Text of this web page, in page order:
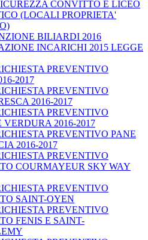
CONVITTO E LICEO
(LOCALI PROPRIETA'
BILIARDI 2016
INCARICHI 2015 LEGGE
PREVENTIVO
2017
PREVENTIVO
2016-2017
PREVENTIVO
VERDURA 2016-2017
PREVENTIVO PANE
2016-2017
PREVENTIVO
COURMAYEUR SKY WAY
PREVENTIVO
SAINT-OYEN
PREVENTIVO
FENIS E SAINT-